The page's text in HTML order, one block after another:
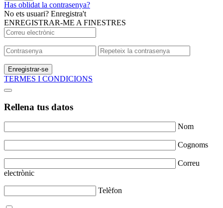
Has oblidat la contrasenya?
No ets usuari? Enregistra't
ENREGISTRAR-ME A FINESTRES
Enregistrar-se
TERMES I CONDICIONS
Rellena tus datos
Nom
Cognoms
Correu
electrònic
Telèfon